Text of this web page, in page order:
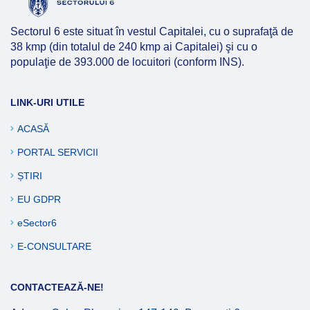
Afla mai multe
Afla mai multe
Sectorul 6 este situat în vestul Capitalei, cu o suprafaţă de
38 kmp (din totalul de 240 kmp ai Capitalei) şi cu o
populaţie de 393.000 de locuitori (conform INS).
LINK-URI UTILE
ACASĂ
PORTAL SERVICII
ȘTIRI
EU GDPR
eSector6
E-CONSULTARE
CONTACTEAZĂ-NE!